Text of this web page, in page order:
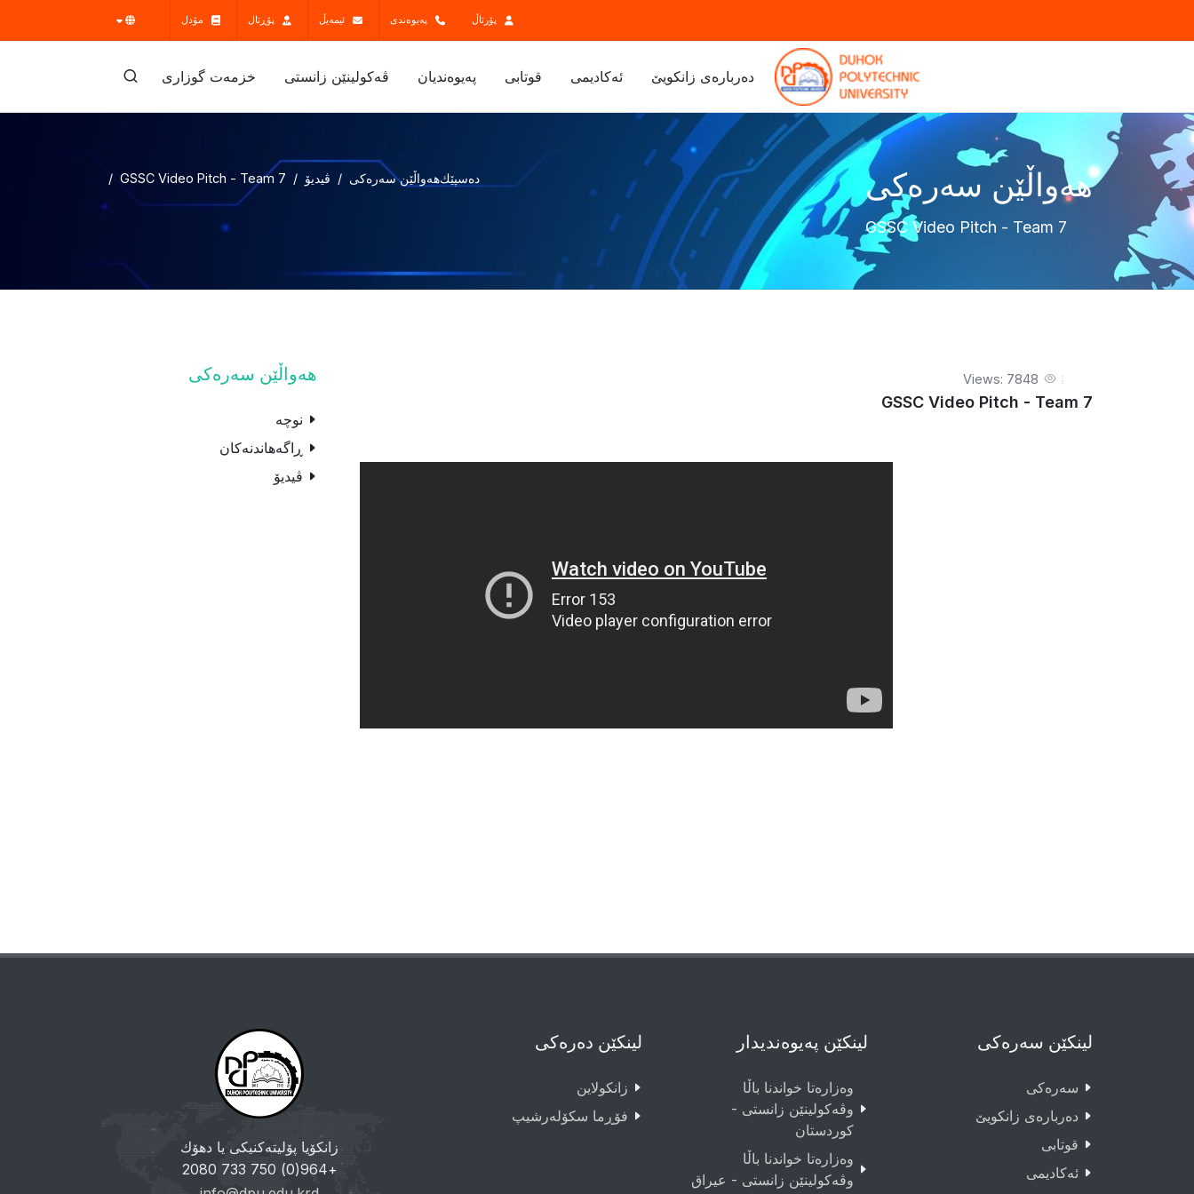
پۆرتاڵ پەیوەندی ئیمەیڵ پۆڕتال مۆدل
ده‌رباره‌ی زانكویێ ئەکادیمی قوتابی پەیوەندیان ڤه‌كولينێن زانستى خزمەت گوزارى
هەواڵێن سەرەکی
GSSC Video Pitch - Team 7
دەسپێكهەواڵێن سەرەکی ڤیدیۆ GSSC Video Pitch - Team 7
Views: 7848
GSSC Video Pitch - Team 7
هەواڵێن سەرەکی
نوچە
ڕاگەهاندنەکان
ڤیدیۆ
لینکێن سەرەکی
سەرەکى
دەربارەى زانکویێ
قوتابى
ئەکادیمى
لینکێن پەیوەندیدار
وەزارەتا خواندنا باڵا
وڤەکولینێن زانستی -
کوردستان
وەزارەتا خواندنا باڵا
وڤەکولینێن زانستی - عيراق
لینکێن دەرەکی
زانکولاین
فۆڕما سکۆلەرشیپ
زانکۆیا پۆلیتەکنیکی یا دهۆك
+964(0) 750 733 2080